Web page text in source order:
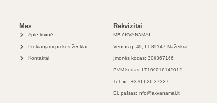
Mes
Apie įmonė
Prekiaujami prekės ženklai
Kontaktai
Rekvizitai
MB AKVANAMAI
Ventos g. 49, LT-89147 Mažeikiai
Įmonės kodas: 306367166
PVM kodas: LT100016142012
Tel. nr.: +370 626 87327
El. paštas: info@akvanamai.lt